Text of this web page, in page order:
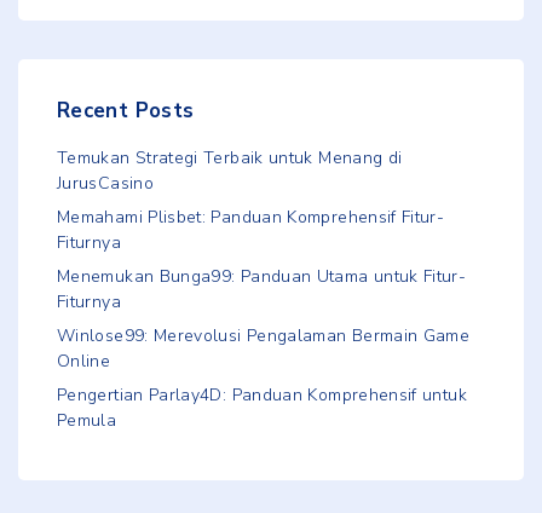
Recent Posts
Temukan Strategi Terbaik untuk Menang di
JurusCasino
Memahami Plisbet: Panduan Komprehensif Fitur-
Fiturnya
Menemukan Bunga99: Panduan Utama untuk Fitur-
Fiturnya
Winlose99: Merevolusi Pengalaman Bermain Game
Online
Pengertian Parlay4D: Panduan Komprehensif untuk
Pemula